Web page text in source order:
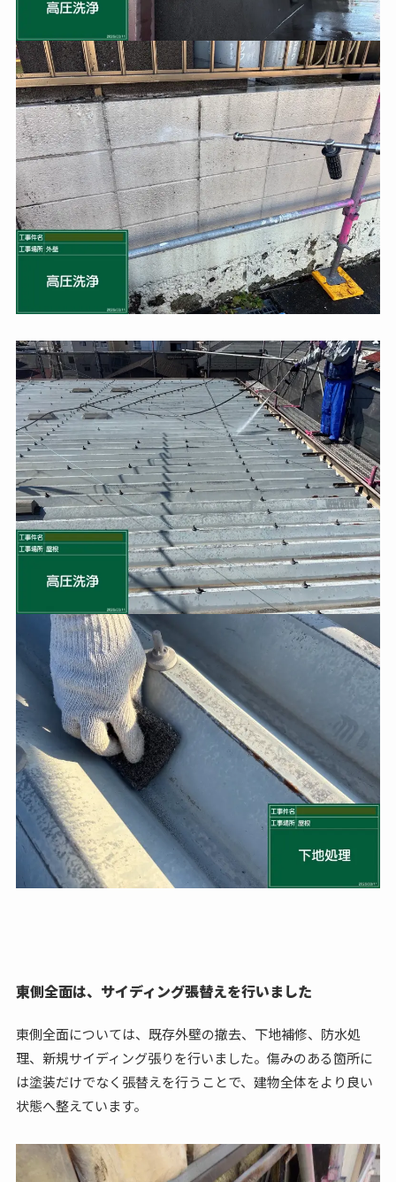
東側全面は、サイディング張替えを行いました
東側全面については、既存外壁の撤去、下地補修、防水処
理、新規サイディング張りを行いました。傷みのある箇所に
は塗装だけでなく張替えを行うことで、建物全体をより良い
状態へ整えています。